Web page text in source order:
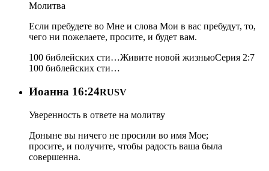
Молитва
Если пребудете во Мне и слова Мои в вас пребудут, то,
чего ни пожелаете, просите, и будет вам.
100 библейских сти…Живите новой жизньюСерия 2:7
100 библейских сти…
Иоанна 16:24RUSV
Уверенность в ответе на молитву
Доныне вы ничего не просили во имя Мое;
просите, и получите, чтобы радость ваша была
совершенна.